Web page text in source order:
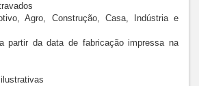
Agro, Construção, Casa, Indústria e
partir da data de fabricação impressa na